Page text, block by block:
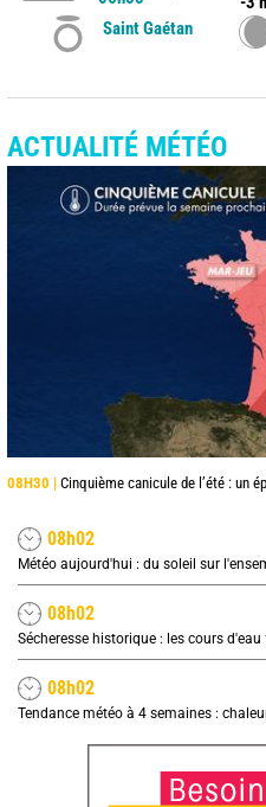
Saint Gaétan
ACTUALITÉ MÉTÉO
08H30 | Cinquième canicule de l’été : un
08h02
Météo aujourd'hui : du soleil sur
08h02
Sécheresse historique : les cours
08h02
Tendance météo à 4 semaines :